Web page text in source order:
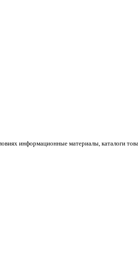
информационные материалы, каталоги